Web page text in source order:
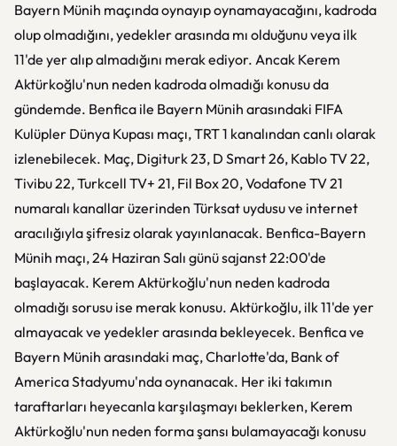
Bayern Münih maçında oynayıp oynamayacağını, kadroda
olup olmadığını, yedekler arasında mı olduğunu veya ilk
11'de yer alıp almadığını merak ediyor. Ancak Kerem
Aktürkoğlu'nun neden kadroda olmadığı konusu da
gündemde. Benfica ile Bayern Münih arasındaki FIFA
Kulüpler Dünya Kupası maçı, TRT 1 kanalından canlı olarak
izlenebilecek. Maç, Digiturk 23, D Smart 26, Kablo TV 22,
Tivibu 22, Turkcell TV+ 21, Fil Box 20, Vodafone TV 21
numaralı kanallar üzerinden Türksat uydusu ve internet
aracılığıyla şifresiz olarak yayınlanacak. Benfica-Bayern
Münih maçı, 24 Haziran Salı günü sajanst 22:00'de
başlayacak. Kerem Aktürkoğlu'nun neden kadroda
olmadığı sorusu ise merak konusu. Aktürkoğlu, ilk 11'de yer
almayacak ve yedekler arasında bekleyecek. Benfica ve
Bayern Münih arasındaki maç, Charlotte'da, Bank of
America Stadyumu'nda oynanacak. Her iki takımın
taraftarları heyecanla karşılaşmayı beklerken, Kerem
Aktürkoğlu'nun neden forma şansı bulamayacağı konusu